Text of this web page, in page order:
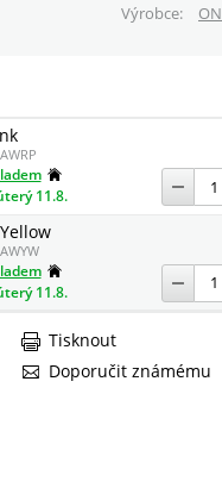
Výrobce
11.8.
11.8.
Doporučit známému
Tisknout